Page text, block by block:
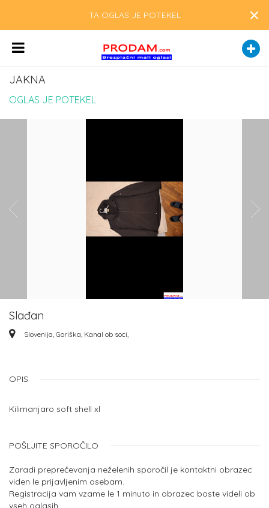
×
TA OGLAS JE POTEKEL
JAKNA
OGLAS JE POTEKEL
Slađan
Slovenija, Goriška, Kanal ob soci,
OPIS
Kilimanjaro soft shell xl
POŠLJITE SPOROČILO
Zaradi preprečevanja neželenih sporočil je kontaktni obrazec
viden le prijavljenim osebam.
Registracija vam vzame le 1 minuto in obrazec boste videli ob
vseh oglasih.